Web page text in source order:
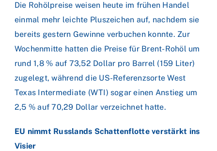
Die Rohölpreise weisen heute im frühen Handel
einmal mehr leichte Pluszeichen auf, nachdem sie
bereits gestern Gewinne verbuchen konnte. Zur
Wochenmitte hatten die Preise für Brent-Rohöl um
rund 1,8 % auf 73,52 Dollar pro Barrel (159 Liter)
zugelegt, während die US-Referenzsorte West
Texas Intermediate (WTI) sogar einen Anstieg um
2,5 % auf 70,29 Dollar verzeichnet hatte.
EU nimmt Russlands Schattenflotte verstärkt ins
Visier